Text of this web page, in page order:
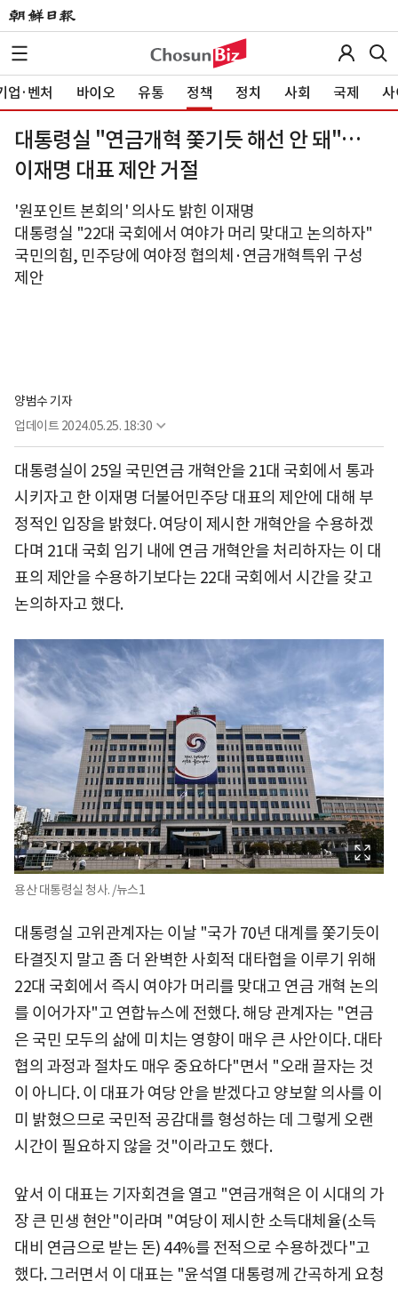
업·벤처 바이오 유통 정책 정치 사회 국제 사
대통령실 "연금개혁 쫓기듯 해선 안 돼"…
이재명 대표 제안 거절
'원포인트 본회의' 의사도 밝힌 이재명
대통령실 "22대 국회에서 여야가 머리 맞대고 논의하자"
국민의힘, 민주당에 여야정 협의체·연금개혁특위 구성
제안
양범수 기자
업데이트 2024.05.25. 18:30
대통령실이 25일 국민연금 개혁안을 21대 국회에서 통과
시키자고 한 이재명 더불어민주당 대표의 제안에 대해 부
정적인 입장을 밝혔다. 여당이 제시한 개혁안을 수용하겠
다며 21대 국회 임기 내에 연금 개혁안을 처리하자는 이 대
표의 제안을 수용하기보다는 22대 국회에서 시간을 갖고
논의하자고 했다.
용산 대통령실 청사. /뉴스1
대통령실 고위관계자는 이날 "국가 70년 대계를 쫓기듯이
타결짓지 말고 좀 더 완벽한 사회적 대타협을 이루기 위해
22대 국회에서 즉시 여야가 머리를 맞대고 연금 개혁 논의
를 이어가자"고 연합뉴스에 전했다. 해당 관계자는 "연금
은 국민 모두의 삶에 미치는 영향이 매우 큰 사안이다. 대타
협의 과정과 절차도 매우 중요하다"면서 "오래 끌자는 것
이 아니다. 이 대표가 여당 안을 받겠다고 양보할 의사를 이
미 밝혔으므로 국민적 공감대를 형성하는 데 그렇게 오랜
시간이 필요하지 않을 것"이라고도 했다.
앞서 이 대표는 기자회견을 열고 "연금개혁은 이 시대의 가
장 큰 민생 현안"이라며 "여당이 제시한 소득대체율(소득
대비 연금으로 받는 돈) 44%를 전적으로 수용하겠다"고
했다. 그러면서 이 대표는 "윤석열 대통령께 간곡하게 요청